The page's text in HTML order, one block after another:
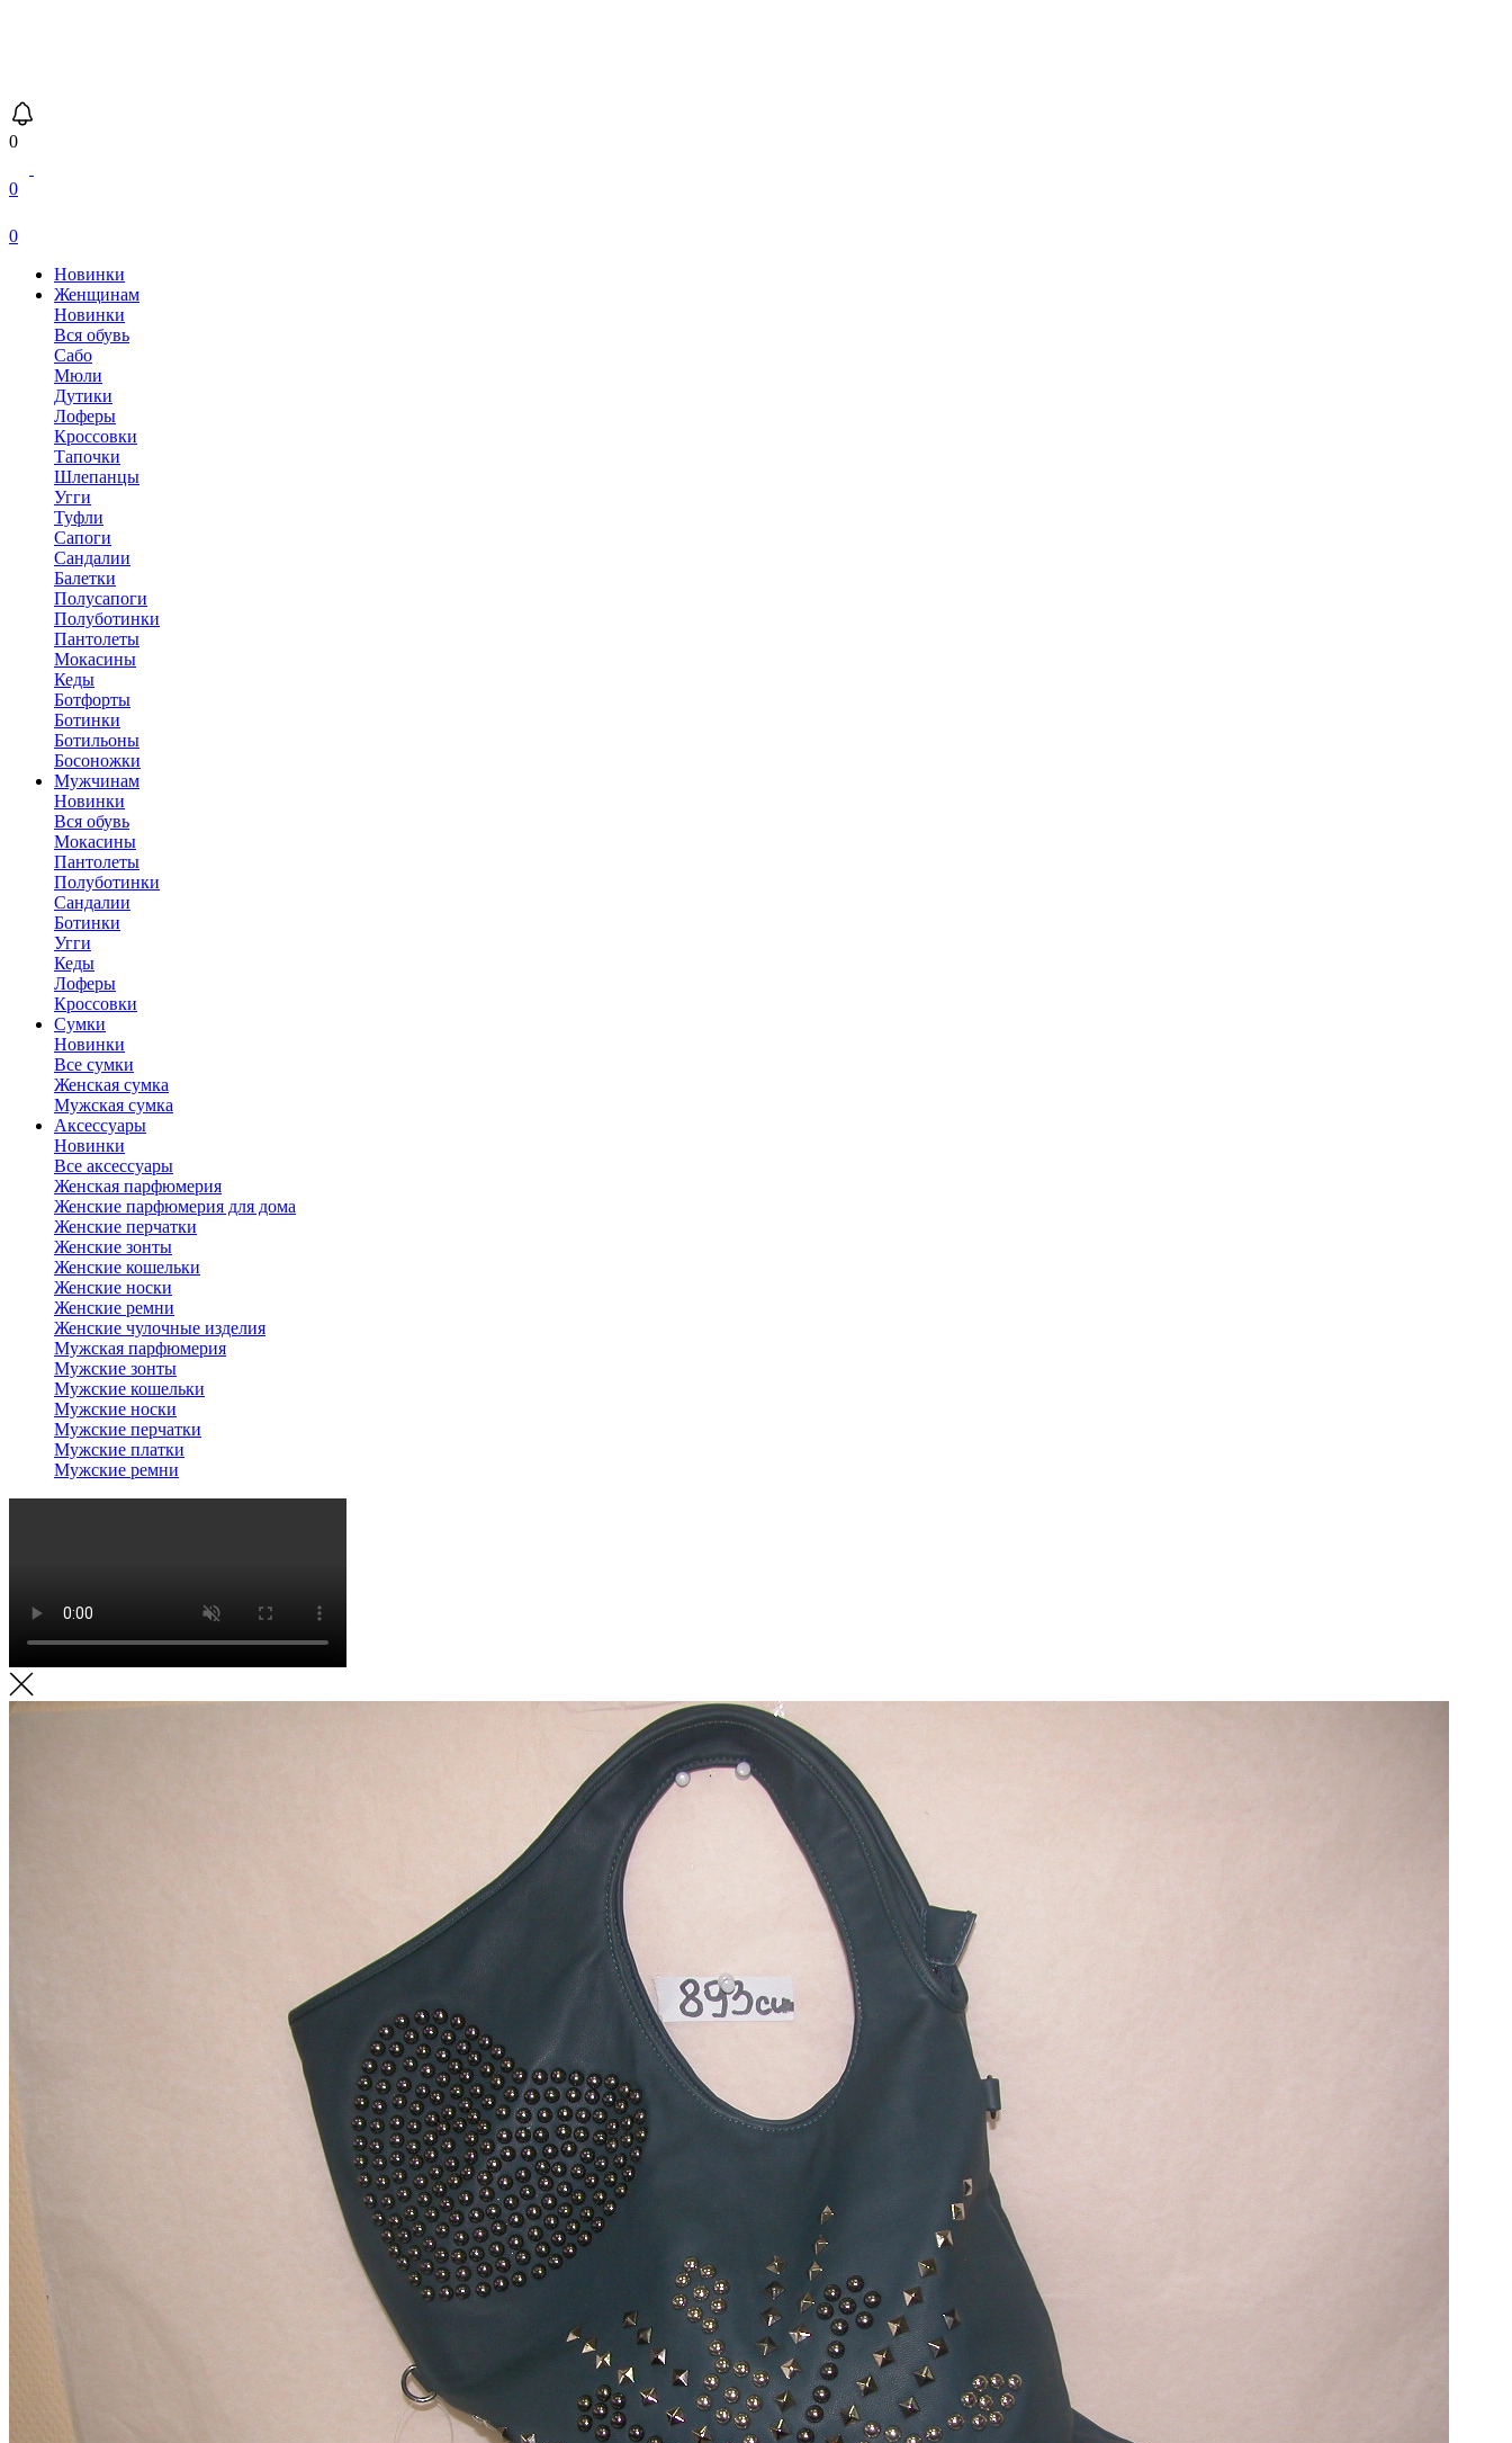
0
0
0
Новинки
Женщинам
Новинки
Вся обувь
Сабо
Мюли
Дутики
Лоферы
Кроссовки
Тапочки
Шлепанцы
Угги
Туфли
Сапоги
Сандалии
Балетки
Полусапоги
Полуботинки
Пантолеты
Мокасины
Кеды
Ботфорты
Ботинки
Ботильоны
Босоножки
Мужчинам
Новинки
Вся обувь
Мокасины
Пантолеты
Полуботинки
Сандалии
Ботинки
Угги
Кеды
Лоферы
Кроссовки
Сумки
Новинки
Все сумки
Женская сумка
Мужская сумка
Аксессуары
Новинки
Все аксессуары
Женская парфюмерия
Женские парфюмерия для дома
Женские перчатки
Женские зонты
Женские кошельки
Женские носки
Женские ремни
Женские чулочные изделия
Мужская парфюмерия
Мужские зонты
Мужские кошельки
Мужские носки
Мужские перчатки
Мужские платки
Мужские ремни